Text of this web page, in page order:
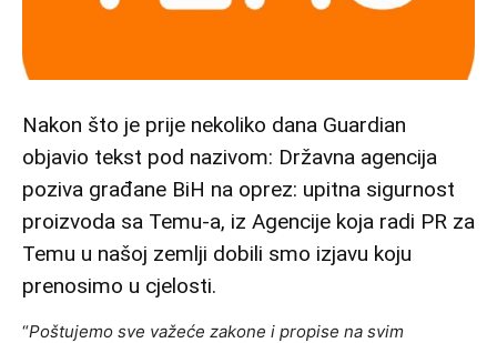
Nakon što je prije nekoliko dana Guardian
objavio tekst pod nazivom: Državna agencija
poziva građane BiH na oprez: upitna sigurnost
proizvoda sa Temu-a, iz Agencije koja radi PR za
Temu u našoj zemlji dobili smo izjavu koju
prenosimo u cjelosti.
“Poštujemo sve važeće zakone i propise na svim